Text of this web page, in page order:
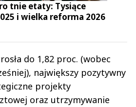
tnie etaty: Tysiące
i wielka reforma 2026
do 1,82 proc. (wobec
największy pozytywny
projekty
oraz utrzymywanie